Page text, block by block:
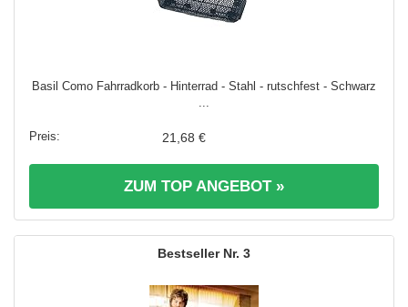
Basil Como Fahrradkorb - Hinterrad - Stahl - rutschfest - Schwarz
...
21,68 €
ZUM TOP ANGEBOT »
3